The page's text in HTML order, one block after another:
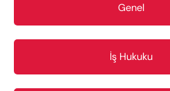
Genel
İş Hukuku